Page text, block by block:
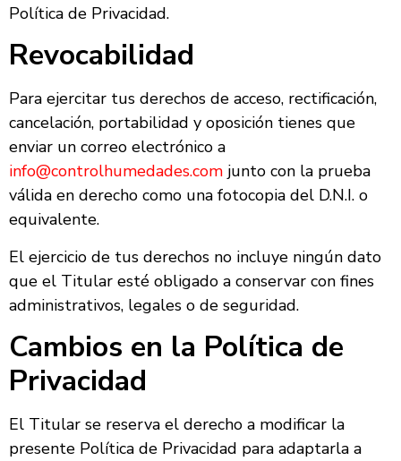
Política de Privacidad.
Revocabilidad
Para ejercitar tus derechos de acceso, rectificación,
cancelación, portabilidad y oposición tienes que
enviar un correo electrónico a
info@controlhumedades.com junto con la prueba
válida en derecho como una fotocopia del D.N.I. o
equivalente.
El ejercicio de tus derechos no incluye ningún dato
que el Titular esté obligado a conservar con fines
administrativos, legales o de seguridad.
Cambios en la Política de
Privacidad
El Titular se reserva el derecho a modificar la
presente Política de Privacidad para adaptarla a